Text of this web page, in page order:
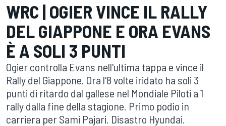
WRC | OGIER VINCE IL RALLY
DEL GIAPPONE E ORA EVANS
È A SOLI 3 PUNTI
Ogier controlla Evans nell'ultima tappa e vince il
Rally del Giappone. Ora l'8 volte iridato ha soli 3
punti di ritardo dal gallese nel Mondiale Piloti a 1
rally dalla fine della stagione. Primo podio in
carriera per Sami Pajari. Disastro Hyundai.